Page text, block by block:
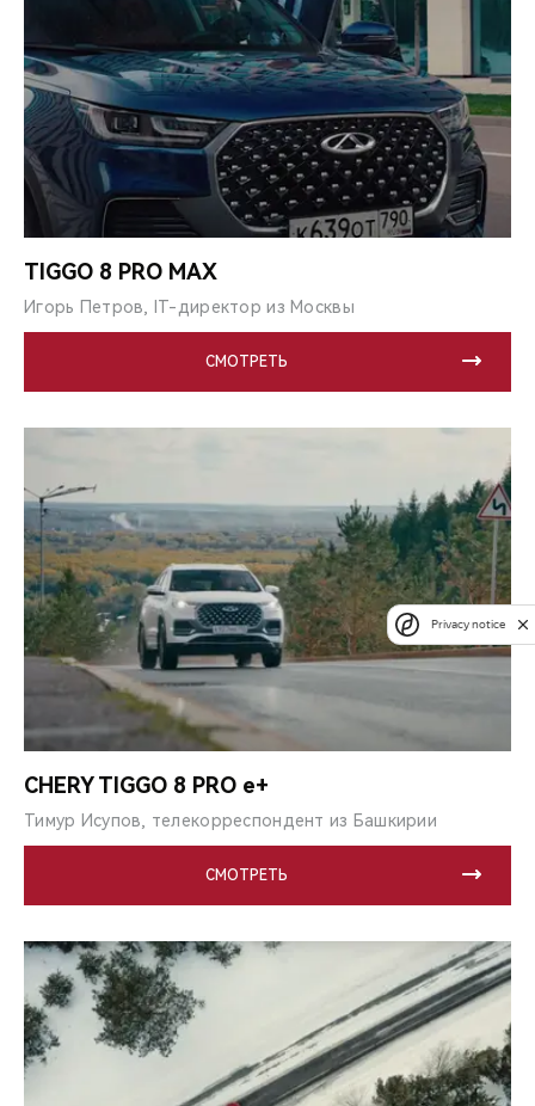
TIGGO 8 PRO MAX
Игорь Петров, IT-директор из Москвы
СМОТРЕТЬ
CHERY TIGGO 8 PRO e+
Тимур Исупов, телекорреспондент из Башкирии
СМОТРЕТЬ
Privacy notice